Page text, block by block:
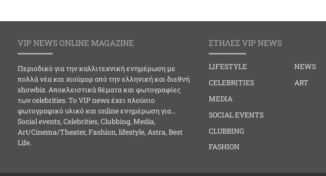
VIP NEWS ONLINE MAGAZINE
Περιοδικό για την καλλιτεχνική ενημέρωση με
πολλά νέα και χιούμορ από την ελληνική και διεθνή
showbiz. Αποκλειστικά θέματα και φωτογραφίες
των celebrities. Το VIP news έχει πλούσιο
φωτογραφικό υλικό και online ενημέρωση για…
Social events, Celebrities, Clubbing, Media,
Art/Cinema/Theater, Fashion, lifestyle, Astra, Best
Life.
ΣΤΗΛΕΣ VIP NEWS
LIFESTYLE
CELEBRITIES
MEDIA
SOCIAL EVENTS
CLUBBING
FASHION
NEWS
ART